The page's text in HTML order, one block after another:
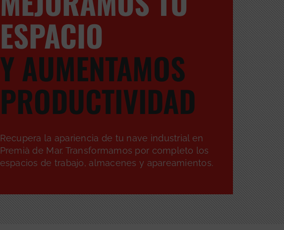
ESPACIO
Y AUMENTAMOS
PRODUCTIVIDAD
Recupera la apariencia de tu nave industrial en
Premià de Mar. Transformamos por completo los
espacios de trabajo, almacenes y apareamientos.